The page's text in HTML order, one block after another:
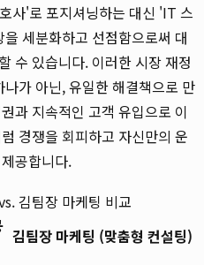
사'로 포지셔닝하는 대신 'IT 스
세분화하고 선점함으로써 대
수 있습니다. 이러한 시장 재정
가 아닌, 유일한 해결책으로 만
과 지속적인 고객 유입으로 이
경쟁을 회피하고 자신만의 운
공합니다.
김팀장 마케팅 비교
김팀장 마케팅 (맞춤형 컨설팅)